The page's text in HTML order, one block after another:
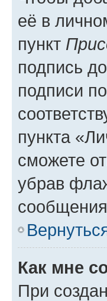
её в
пункт
подпись
подписи
пункта
сможете
убрав
Как мне
При